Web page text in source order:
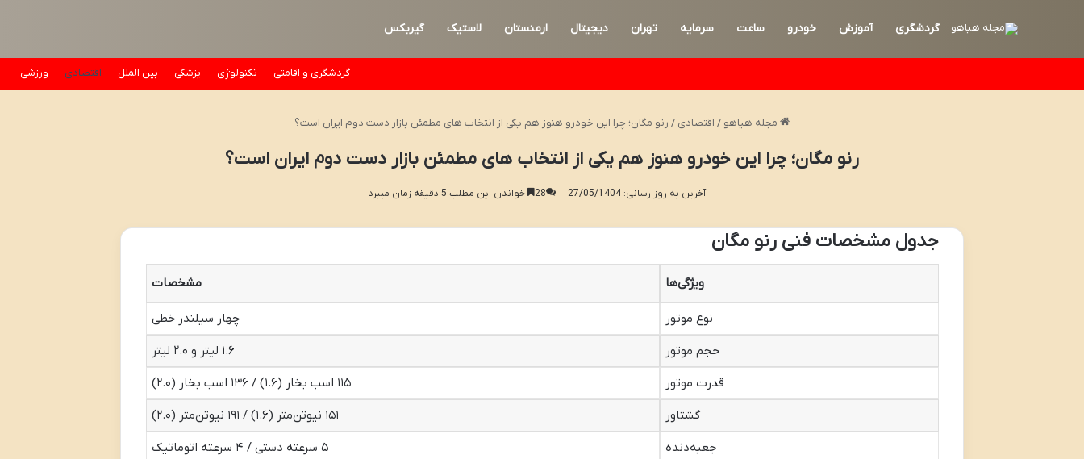
گردشگری آموزش خودرو ساعت سرمایه تهران دیجیتال ارمنستان لاستیک گیربکس
گردشگری و اقامتی تکنولوژی پزشکی بین الملل اقتصادی ورزشی
مجله هیاهو / اقتصادی / رنو مگان؛ چرا این خودرو هنوز هم یکی از انتخاب های مطمئن بازار دست دوم ایران است؟
رنو مگان؛ چرا این خودرو هنوز هم یکی از انتخاب های مطمئن بازار دست دوم ایران است؟
آخرین به روز رسانی: 27/05/1404 28 خواندن این مطلب 5 دقیقه زمان میبرد
جدول مشخصات فنی رنو مگان
ویژگی‌ها مشخصات
نوع موتور
چهار سیلندر خطی
حجم موتور
۱.۶ لیتر و ۲.۰ لیتر
قدرت موتور
۱۱۵ اسب بخار (۱.۶) / ۱۳۶ اسب بخار (۲.۰)
گشتاور
۱۵۱ نیوتن‌متر (۱.۶) / ۱۹۱ نیوتن‌متر (۲.۰)
جعبه‌دنده
۵ سرعته دستی / ۴ سرعته اتوماتیک